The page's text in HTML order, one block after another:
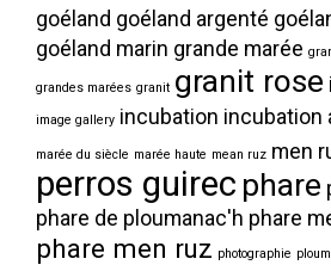
goéland goéland argenté
goéland marin grande marée
grandes marées granit granit rose
image gallery incubation incubation
marée du siècle marée haute mean ruz men
perros guirec phare
phare de ploumanac'h phare
phare men ruz photographie